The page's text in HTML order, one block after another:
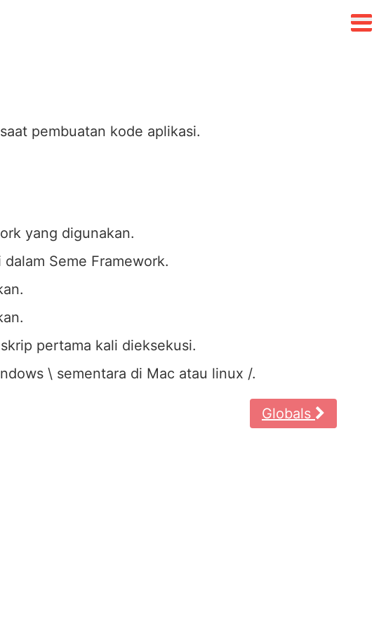
pembuatan kode aplikasi.
yang digunakan.
Seme Framework.
pertama kali dieksekusi.
\ sementara di Mac atau linux /.
Globals